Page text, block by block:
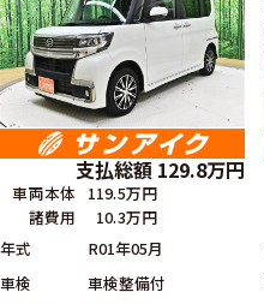
支払総額 129.8万円
車両本体
119.5万円
諸費用
10.3万円
年式
R01年05月
車検
車検整備付